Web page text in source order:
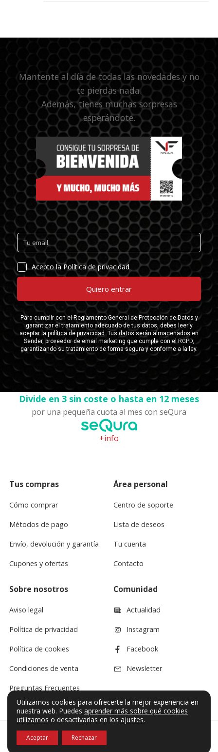
Mantente al día de todas las novedades y no
te pierdas nada.
Además, tienes muchas sorpresas
esperándote.
Divide en 3 sin coste o hasta en 12 meses
por una pequeña cuota al mes con seQura
+info
Tus compras
Cómo comprar
Métodos de pago
Envío, devolución y garantía
Cupones y ofertas
Área personal
Centro de soporte
Lista de deseos
Tu cuenta
Contacto
Sobre nosotros
Aviso legal
Política de privacidad
Política de cookies
Condiciones de venta
Preguntas Frecuentes
Comunidad
Actualidad
Instagram
Facebook
Newsletter
© VF Sound 2026. Todos los derechos reservados.
Utilizamos cookies para ofrecerte la mejor experiencia en
nuestra web. Puedes aprender más sobre qué cookies
utilizamos o desactivarlas en los ajustes.
Aceptar Rechazar